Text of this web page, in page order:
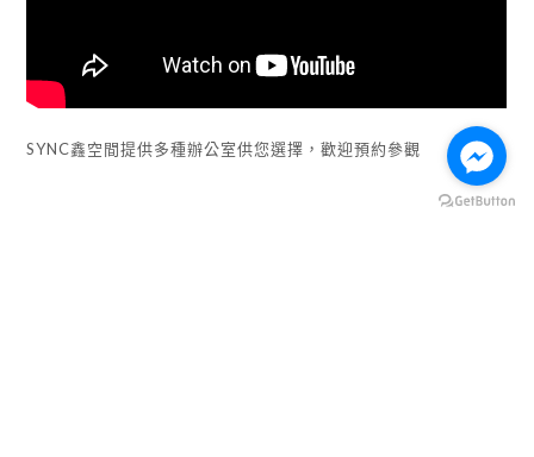
SYNC鑫空間提供多種辦公室供您選擇，歡迎預約參觀